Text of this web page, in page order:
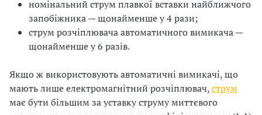
номінальний струм плавкої вставки найближчого
запобіжника — щонайменше у 4 рази;
струм розчіплювача автоматичного вимикача —
щонайменше у 6 разів.
Якщо ж використовують автоматичні вимикачі, що
мають лише електромагнітний розчіплювач,струм
має бути більшим за уставку струму миттєвого
а